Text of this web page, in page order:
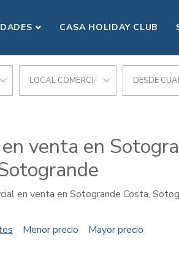
CASA HOLIDAY CLUB
LOCAL COMERCIAL DESDE
venta en
en venta en Sotogrande Costa,
Menor precio Mayor precio